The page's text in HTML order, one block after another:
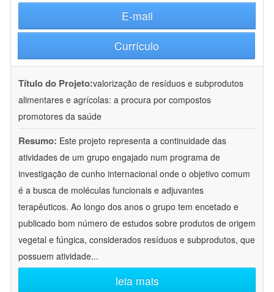
E-mail
Currículo
Título do Projeto:valorização de resíduos e subprodutos
alimentares e agrícolas: a procura por compostos
promotores da saúde
Resumo: Este projeto representa a continuidade das
atividades de um grupo engajado num programa de
investigação de cunho internacional onde o objetivo comum
é a busca de moléculas funcionais e adjuvantes
terapêuticos. Ao longo dos anos o grupo tem encetado e
publicado bom número de estudos sobre produtos de origem
vegetal e fúngica, considerados resíduos e subprodutos, que
possuem atividade...
leia mais